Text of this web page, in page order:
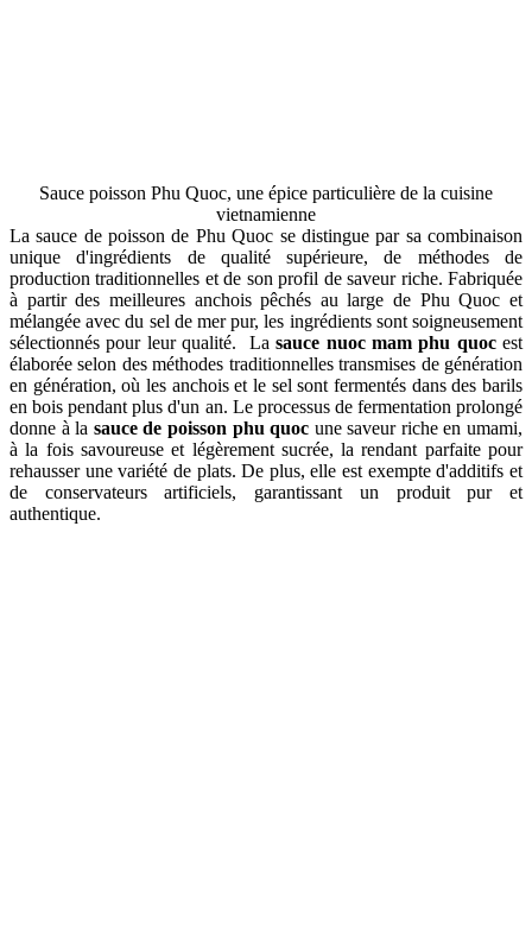
Sauce poisson Phu Quoc, une épice particulière de la cuisine
vietnamienne
La sauce de poisson de Phu Quoc se distingue par sa combinaison
unique d'ingrédients de qualité supérieure, de méthodes de
production traditionnelles et de son profil de saveur riche. Fabriquée
à partir des meilleures anchois pêchés au large de Phu Quoc et
mélangée avec du sel de mer pur, les ingrédients sont soigneusement
sélectionnés pour leur qualité. Lasauce nuoc mam phu quocest
élaborée selon des méthodes traditionnelles transmises de génération
en génération, où les anchois et le sel sont fermentés dans des barils
en bois pendant plus d'un an. Le processus de fermentation prolongé
donne à la sauce de poisson phu quoc une saveur riche en umami,
à la fois savoureuse et légèrement sucrée, la rendant parfaite pour
rehausser une variété de plats. De plus, elle est exempte d'additifs et
de conservateurs artificiels, garantissant un produit pur et
authentique.